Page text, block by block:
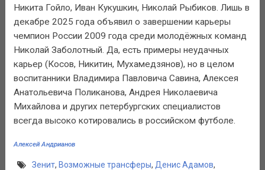
Никита Гойло, Иван Кукушкин, Николай Рыбиков. Лишь в
декабре 2025 года объявил о завершении карьеры
чемпион России 2009 года среди молодёжных команд
Николай Заболотный. Да, есть примеры неудачных
карьер (Косов, Никитин, Мухамедзянов), но в целом
воспитанники Владимира Павловича Савина, Алексея
Анатольевича Поликанова, Андрея Николаевича
Михайлова и других петербургских специалистов
всегда высоко котировались в российском футболе.
Алексей Андрианов
Зенит, Возможные трансферы, Денис Адамов,